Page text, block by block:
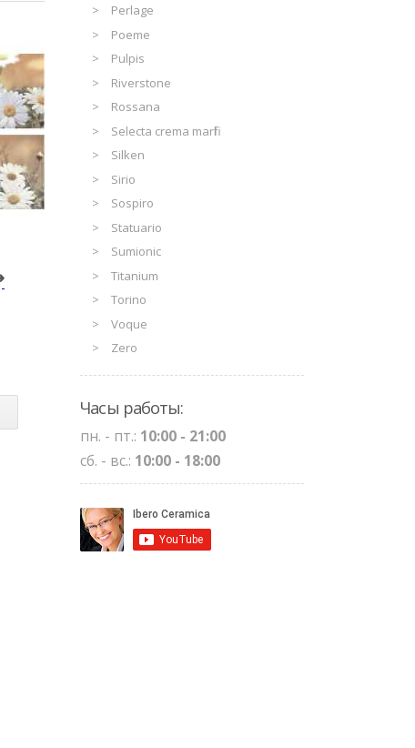
Perlage
Poeme
Pulpis
Riverstone
Rossana
Selecta crema marfil
Silken
Sirio
Sospiro
Statuario
Sumionic
Titanium
Torino
Voque
Zero
Часы работы:
пн. - пт.: 10:00 - 21:00
сб. - вс.: 10:00 - 18:00